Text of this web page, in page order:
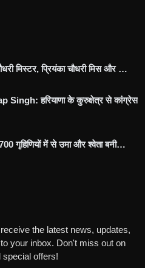
मिस्टर, प्रियंका चौधरी मिस और …
हरियाणा के कुरुक्षेत्र से कांग्रेस
गृहिणियों में से उमा और श्वेता बनी…
the latest news, updates,
your inbox. Don't miss out on
special offers!